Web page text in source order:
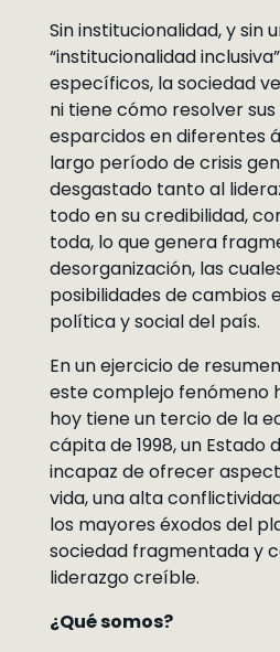
Sin institucionalidad, y sin
“institucionalidad
específicos, la sociedad
ni tiene cómo resolver
esparcidos en diferentes
largo período de crisis
desgastado tanto al
todo en su credibilidad,
toda, lo que genera
desorganización, las
posibilidades de cambios
política y social del país.
En un ejercicio de
este complejo fenómeno
hoy tiene un tercio de la
cápita de 1998, un Estado
incapaz de ofrecer
vida, una alta
los mayores éxodos del
sociedad fragmentada y
liderazgo creíble.
¿Qué somos?